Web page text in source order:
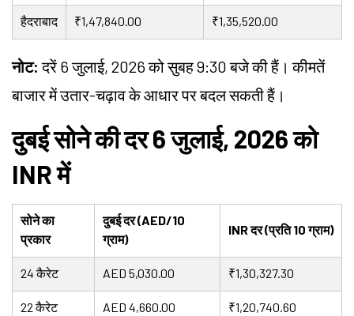
हैदराबाद ₹1,47,840.00 ₹1,35,520.00
नोट: दरें 6 जुलाई, 2026 को सुबह 9:30 बजे की हैं। कीमतें
बाजार में उतार-चढ़ाव के आधार पर बदल सकती हैं।
दुबई सोने की दर 6 जुलाई, 2026 को
INR में
सोने का
प्रकार
दुबई दर (AED/10
ग्राम)
INR दर (प्रति 10 ग्राम)
24 कैरेट AED 5,030.00 ₹1,30,327.30
22 कैरेट AED 4,660.00 ₹1,20,740.60